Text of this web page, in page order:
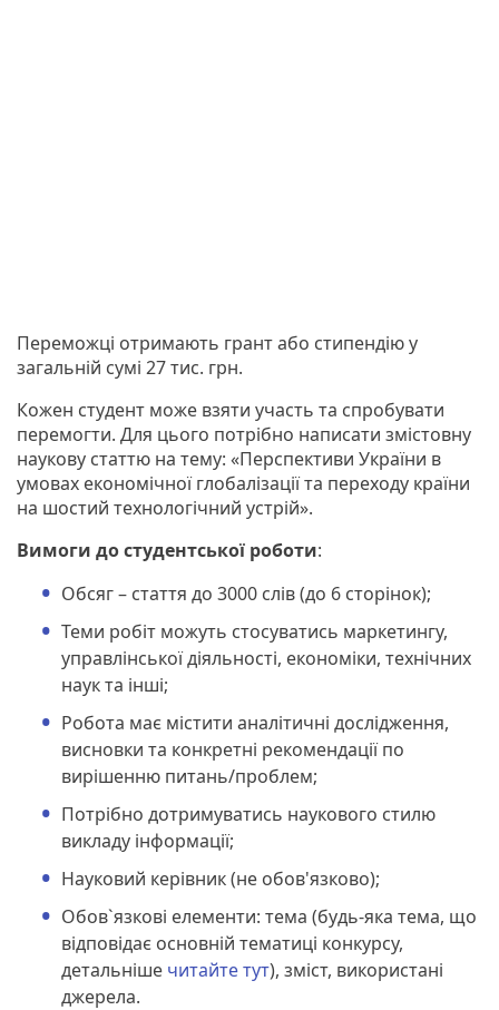
Переможці отримають грант або стипендію у
загальній сумі 27 тис. грн.
Кожен студент може взяти участь та спробувати
перемогти. Для цього потрібно написати змістовну
наукову статтю на тему: «Перспективи України в
умовах економічної глобалізації та переходу країни
на шостий технологічний устрій».
Вимоги до студентської роботи:
Обсяг – стаття до 3000 слів (до 6 сторінок);
Теми робіт можуть стосуватись маркетингу,
управлінської діяльності, економіки, технічних
наук та інші;
Робота має містити аналітичні дослідження,
висновки та конкретні рекомендації по
вирішенню питань/проблем;
Потрібно дотримуватись наукового стилю
викладу інформації;
Науковий керівник (не обов'язково);
Обов`язкові елементи: тема (будь-яка тема, що
відповідає основній тематиці конкурсу,
детальніше читайте тут), зміст, використані
джерела.